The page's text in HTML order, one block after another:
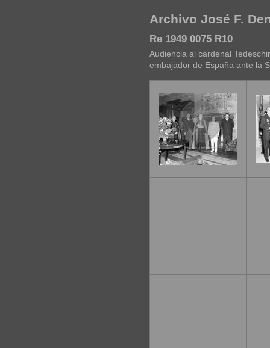
Archivo José F.
Re 1949 0075 R10
Audiencia al cardenal
embajador de España ante la